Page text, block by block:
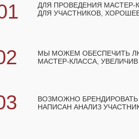
ДЛЯ ПРОВЕДЕНИЯ МАСТЕР-
ДЛЯ УЧАСТНИКОВ,
МЫ МОЖЕМ ОБЕСПЕЧИТЬ
МАСТЕР-КЛАССА,
ВОЗМОЖНО БРЕНДИРОВАТЬ
НАПИСАН АНАЛИЗ